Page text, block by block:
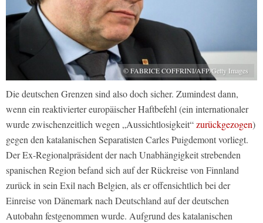
© FABRICE COFFRINI/AFP/Getty Images
Die deutschen Grenzen sind also doch sicher. Zumindest dann,
wenn ein reaktivierter europäischer Haftbefehl (ein internationaler
wurde zwischenzeitlich wegen „Aussichtlosigkeit“zurückgezogen)
gegen den katalanischen Separatisten Carles Puigdemont vorliegt.
Der Ex-Regionalpräsident der nach Unabhängigkeit strebenden
spanischen Region befand sich auf der Rückreise von Finnland
zurück in sein Exil nach Belgien, als er offensichtlich bei der
Einreise von Dänemark nach Deutschland auf der deutschen
Autobahn festgenommen wurde. Aufgrund des katalanischen